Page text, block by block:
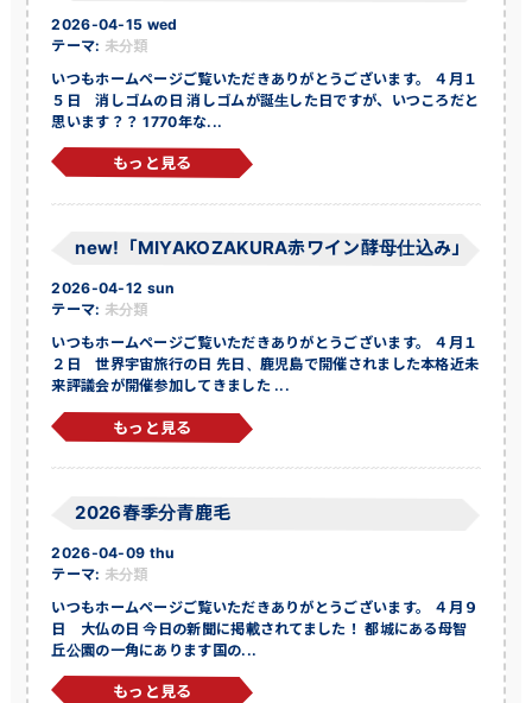
2026-04-15 wed
テーマ: 未分類
いつもホームページご覧いただきありがとうございます。 ４月１
５日 消しゴムの日 消しゴムが誕生した日ですが、いつころだと
思います？？ 1770年な...
もっと見る
new!「MIYAKOZAKURA赤ワイン酵母仕込み」
2026-04-12 sun
テーマ: 未分類
いつもホームページご覧いただきありがとうございます。 ４月１
２日 世界宇宙旅行の日 先日、鹿児島で開催されました本格近未
来評議会が開催参加してきました ...
もっと見る
2026春季分青鹿毛
2026-04-09 thu
テーマ: 未分類
いつもホームページご覧いただきありがとうございます。 ４月９
日 大仏の日 今日の新聞に掲載されてました！ 都城にある母智
丘公園の一角にあります国の...
もっと見る